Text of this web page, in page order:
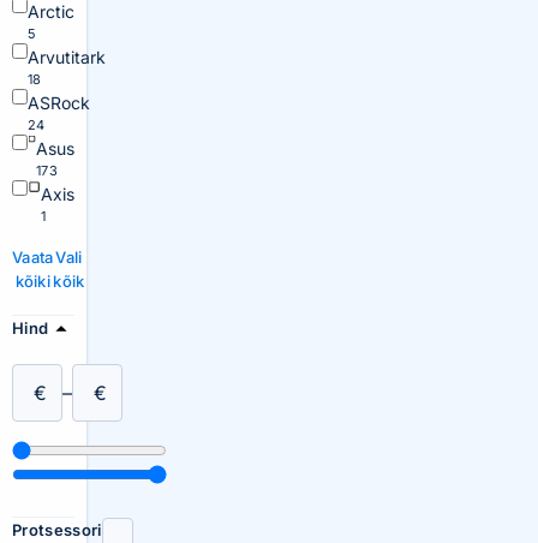
Arctic
5
Arvutitark
18
ASRock
24
Asus
173
Axis
1
Vaata
kõiki
Vali
kõik
Hind
€ – €
Protsessori